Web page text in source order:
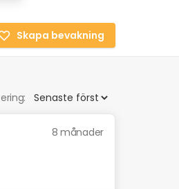
Skapa bevakning
8 månader